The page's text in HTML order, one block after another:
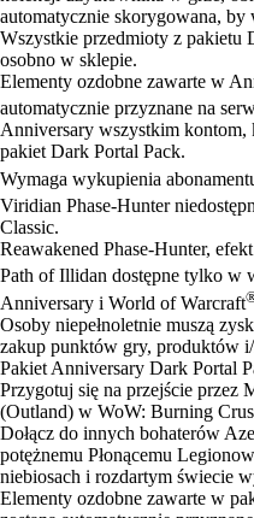
automatycznie skorygowana,
Wszystkie przedmioty z pakietu
osobno w sklepie.
Elementy ozdobne zawarte w
automatycznie przyznane na
Anniversary wszystkim kontom,
pakiet Dark Portal Pack.
Wymaga wykupienia
Viridian Phase-Hunter
Classic.
Reawakened Phase-Hunter,
Path of Illidan dostępne tylko w
Anniversary i World of Warcraft
Osoby niepełnoletnie muszą
zakup punktów gry, produktów
Pakiet Anniversary Dark Portal
Przygotuj się na przejście przez
(Outland) w WoW: Burning
Dołącz do innych bohaterów
potężnemu Płonącemu
niebiosach i rozdartym świecie
Elementy ozdobne zawarte w